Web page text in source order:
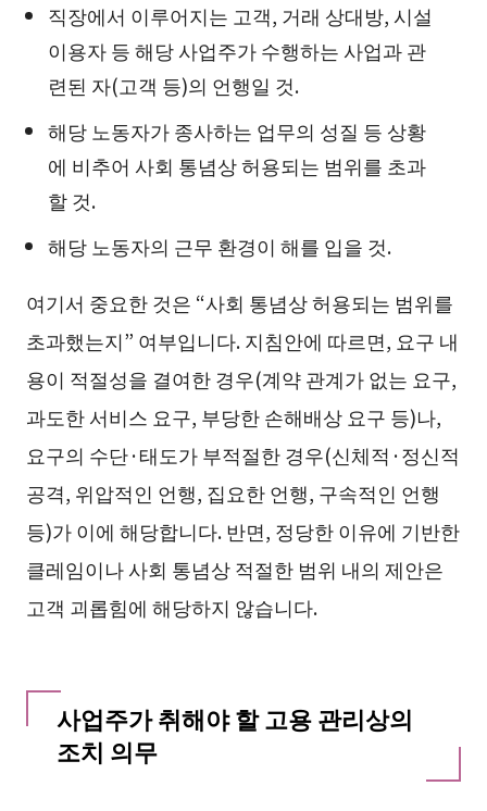
직장에서 이루어지는 고객, 거래 상대방, 시설
이용자 등 해당 사업주가 수행하는 사업과 관
련된 자(고객 등)의 언행일 것.
해당 노동자가 종사하는 업무의 성질 등 상황
에 비추어 사회 통념상 허용되는 범위를 초과
할 것.
해당 노동자의 근무 환경이 해를 입을 것.
여기서 중요한 것은 “사회 통념상 허용되는 범위를
초과했는지” 여부입니다. 지침안에 따르면, 요구 내
용이 적절성을 결여한 경우(계약 관계가 없는 요구,
과도한 서비스 요구, 부당한 손해배상 요구 등)나,
요구의 수단·태도가 부적절한 경우(신체적·정신적
공격, 위압적인 언행, 집요한 언행, 구속적인 언행
등)가 이에 해당합니다. 반면, 정당한 이유에 기반한
클레임이나 사회 통념상 적절한 범위 내의 제안은
고객 괴롭힘에 해당하지 않습니다.
사업주가 취해야 할 고용 관리상의
조치 의무